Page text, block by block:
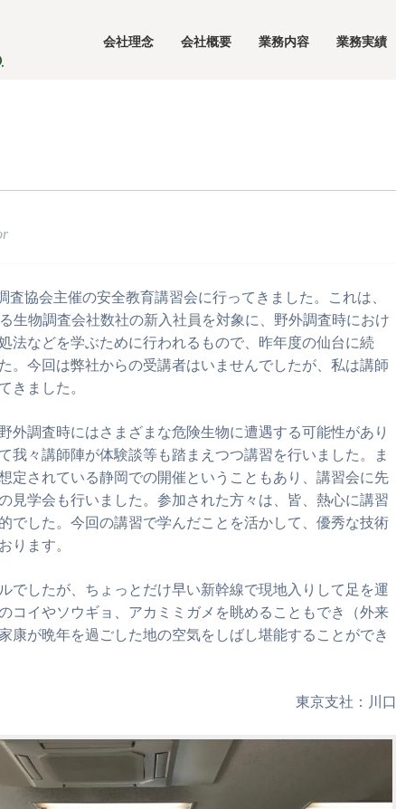
会社理念 会社概要 業務内容 業務実績
査協会主催の安全教育講習会に行ってきました。これは、
生物調査会社数社の新入社員を対象に、野外調査時におけ
法などを学ぶために行われるもので、昨年度の仙台に続
。今回は弊社からの受講者はいませんでしたが、私は講師
きました。
外調査時にはさまざまな危険生物に遭遇する可能性があり
我々講師陣が体験談等も踏まえつつ講習を行いました。ま
定されている静岡での開催ということもあり、講習会に先
見学会も行いました。参加された方々は、皆、熱心に講習
でした。今回の講習で学んだことを活かして、優秀な技術
ります。
でしたが、ちょっとだけ早い新幹線で現地入りして足を運
コイやソウギョ、アカミミガメを眺めることもでき（外来
康が晩年を過ごした地の空気をしばし堪能することができ
東京支社：川口